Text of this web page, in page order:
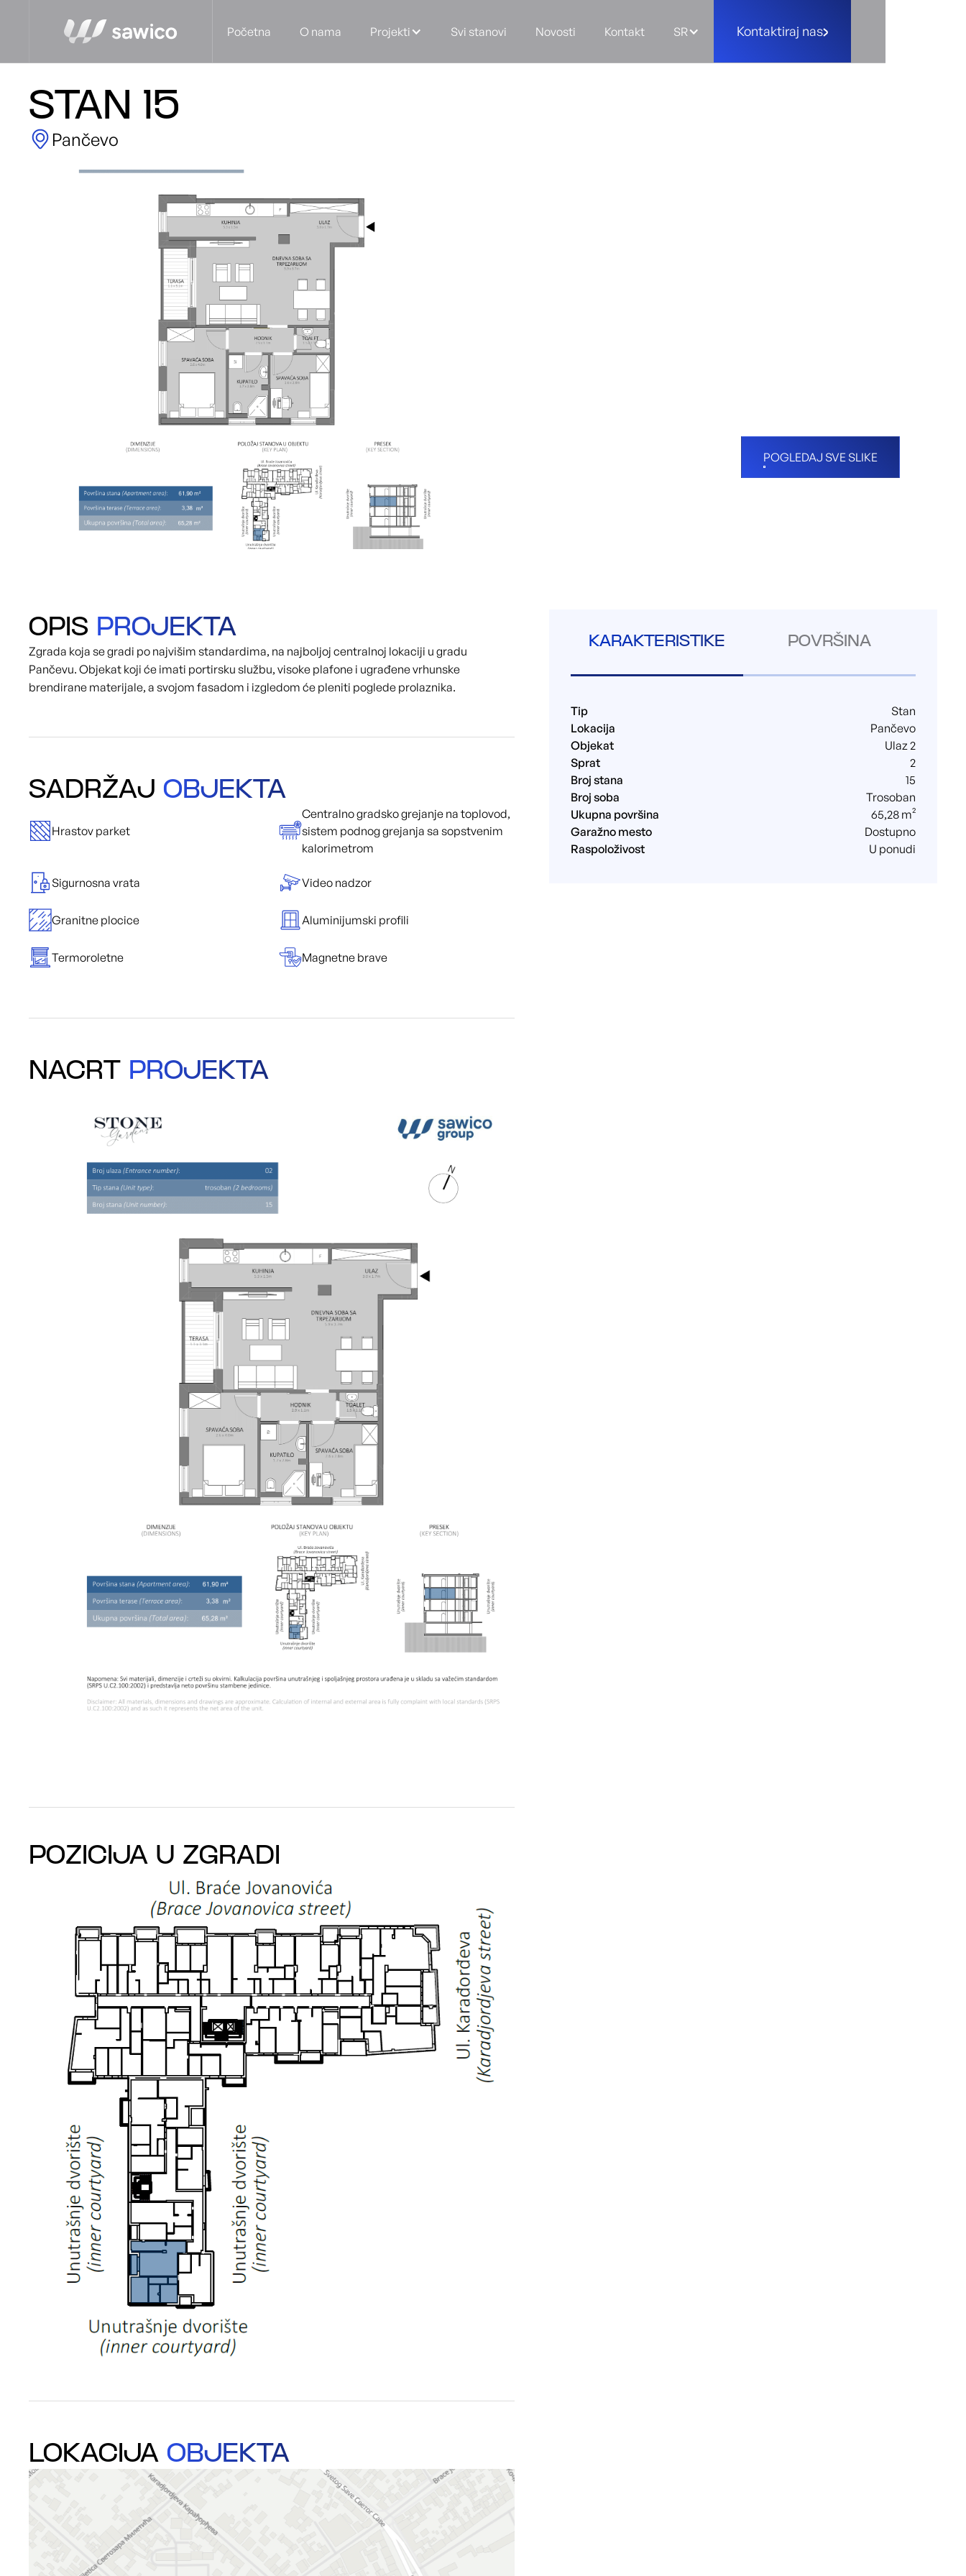
Početna O nama Projekti Svi stanovi Novosti Kontakt SR Kontaktiraj nas
STAN 15
Pančevo
POGLEDAJ SVE SLIKE
OPIS PROJEKTA
Zgrada koja se gradi po najvišim standardima, na najboljoj centralnoj lokaciji u gradu
Pančevu. Objekat koji će imati portirsku službu, visoke plafone i ugrađene vrhunske
brendirane materijale, a svojom fasadom i izgledom će pleniti poglede prolaznika.
SADRŽAJ OBJEKTA
Hrastov parket
Centralno gradsko grejanje na toplovod,
sistem podnog grejanja sa sopstvenim
kalorimetrom
Sigurnosna vrata Video nadzor
Granitne plocice Aluminijumski profili
Termoroletne Magnetne brave
NACRT PROJEKTA
POZICIJA U ZGRADI
LOKACIJA OBJEKTA
KARAKTERISTIKE POVRŠINA
Tip
Stan
Lokacija
Pančevo
Objekat
Ulaz 2
Sprat
2
Broj stana
15
Broj soba
Trosoban
Ukupna površina
65,28 m²
Garažno mesto
Dostupno
Raspoloživost
U ponudi